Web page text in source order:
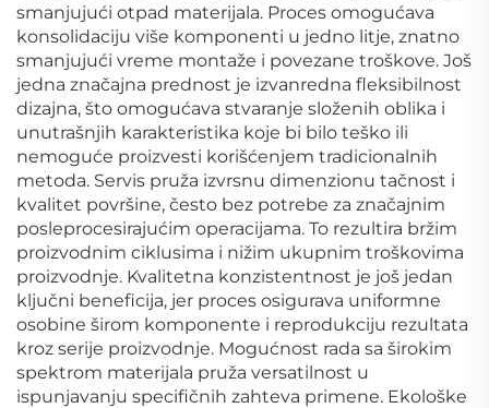
smanjujući otpad materijala. Proces omogućava
konsolidaciju više komponenti u jedno litje, znatno
smanjujući vreme montaže i povezane troškove. Još
jedna značajna prednost je izvanredna fleksibilnost
dizajna, što omogućava stvaranje složenih oblika i
unutrašnjih karakteristika koje bi bilo teško ili
nemoguće proizvesti korišćenjem tradicionalnih
metoda. Servis pruža izvrsnu dimenzionu tačnost i
kvalitet površine, često bez potrebe za značajnim
posleprocesirajućim operacijama. To rezultira bržim
proizvodnim ciklusima i nižim ukupnim troškovima
proizvodnje. Kvalitetna konzistentnost je još jedan
ključni beneficija, jer proces osigurava uniformne
osobine širom komponente i reprodukciju rezultata
kroz serije proizvodnje. Mogućnost rada sa širokim
spektrom materijala pruža versatilnost u
ispunjavanju specifičnih zahteva primene. Ekološke